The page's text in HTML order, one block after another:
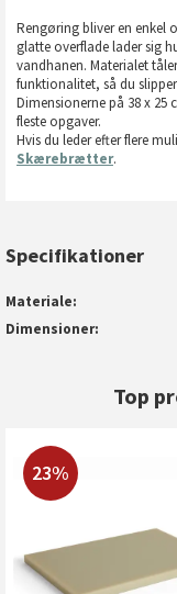
Rengøring bliver en enkel
glatte overflade lader sig
vandhanen. Materialet
funktionalitet, så du
Dimensionerne på 38 x
fleste opgaver.
Hvis du leder efter flere
Skærebrætter.
Specifikationer
Materiale
Dimensioner
Top
23%